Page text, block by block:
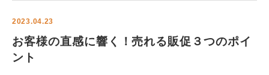
2023.04.23
お客様の直感に響く！売れる販促３つのポイ
ント